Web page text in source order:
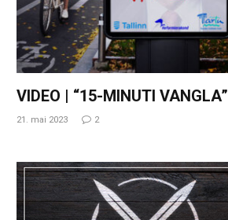
VIDEO | “15-MINUTI VANGLA”
21. mai 2023 2